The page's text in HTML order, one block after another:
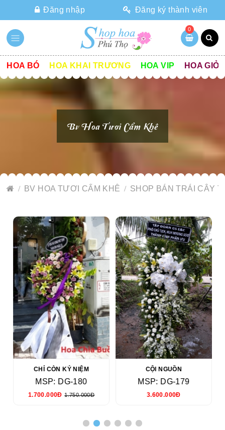
Đăng nhập Đăng ký thành viên
0
HOA BÓ HOA KHAI TRƯƠNG HOA VIP HOA GIỎ
Bv Hoa Tươi Cẩm Khê
BV HOA TƯƠI CẨM KHÊ SHOP BÁN TRÁI CÂY
CHỈ CÒN KỶ NIỆM
MSP: DG-180
1.700.000Đ 1.750.000Đ
CỘI NGUỒN
MSP: DG-179
3.600.000Đ